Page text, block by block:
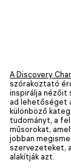
A Discovery
szórakoztató
inspirálja nézőit
ad lehetőséget
különböző
tudományt, a
műsorokat,
jobban
szervezeteket,
alakítják azt.